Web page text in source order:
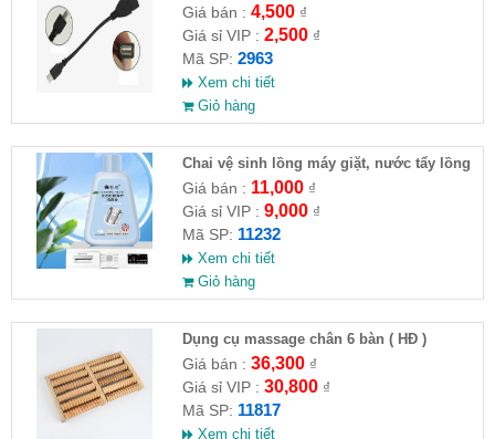
Giá bán : 4,500₫
Giá sỉ VIP : 2,500₫
Mã SP: 2963
Xem chi tiết
Giỏ hàng
Chai vệ sinh lồng máy giặt, nước tẩy lồng
máy giặt CLEANING FLUID
Giá bán : 11,000₫
Giá sỉ VIP : 9,000₫
Mã SP: 11232
Xem chi tiết
Giỏ hàng
Dụng cụ massage chân 6 bàn ( HĐ )
Giá bán : 36,300₫
Giá sỉ VIP : 30,800₫
Mã SP: 11817
Xem chi tiết